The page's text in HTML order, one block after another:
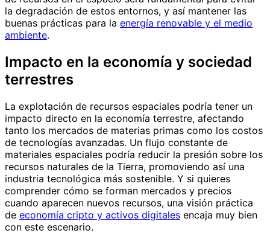
la degradación de estos entornos, y así mantener las
buenas prácticas para la energía renovable y el medio
ambiente.
Impacto en la economía y sociedad
terrestres
La explotación de recursos espaciales podría tener un
impacto directo en la economía terrestre, afectando
tanto los mercados de materias primas como los costos
de tecnologías avanzadas. Un flujo constante de
materiales espaciales podría reducir la presión sobre los
recursos naturales de la Tierra, promoviendo así una
industria tecnológica más sostenible. Y si quieres
comprender cómo se forman mercados y precios
cuando aparecen nuevos recursos, una visión práctica
de economía cripto y activos digitales encaja muy bien
con este escenario.